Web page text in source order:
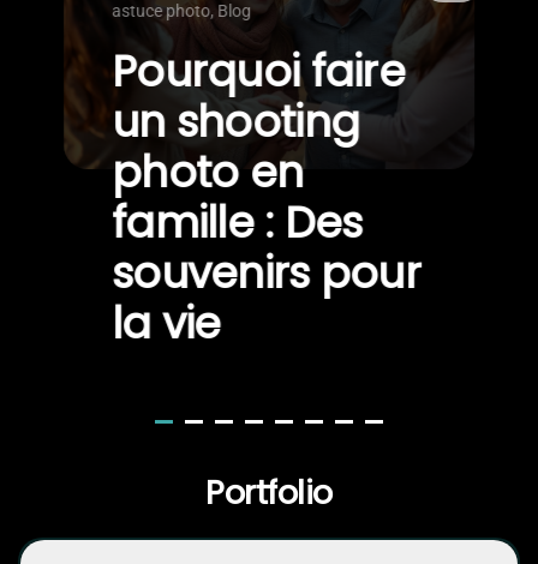
astuce photo, Blog
Pourquoi faire
un shooting
photo en
famille : Des
souvenirs pour
la vie
les souvenirs sont souvent capturés
parfois facile d’oublier l’importance
d’un portrait photographique.
Portfolio